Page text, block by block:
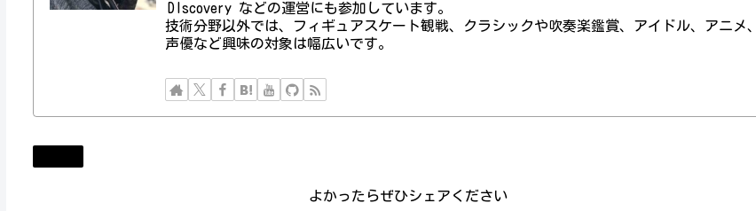
DIscovery などの運営にも参加しています。
技術分野以外では、フィギュアスケート観戦、クラシックや吹奏楽鑑賞、アイドル、アニメ、
声優など興味の対象は幅広いです。
よかったらぜひシェアください